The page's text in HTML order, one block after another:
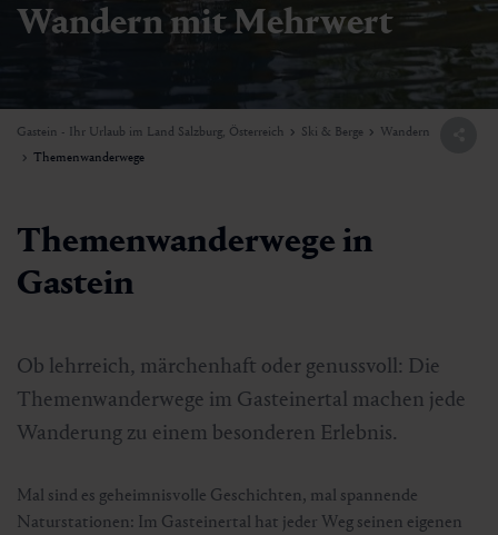
Wandern mit Mehrwert
Gastein - Ihr Urlaub im Land Salzburg, Österreich Ski & Berge
Wandern
Themenwanderwege
Themenwanderwege in
Gastein
Ob lehrreich, märchenhaft oder genussvoll: Die
Themenwanderwege im Gasteinertal machen jede
Wanderung zu einem besonderen Erlebnis.
Mal sind es geheimnisvolle Geschichten, mal spannende
Naturstationen: Im Gasteinertal hat jeder Weg seinen eigenen